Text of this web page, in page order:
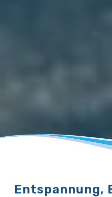
Entspannung,